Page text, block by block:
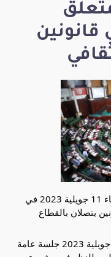
يتصلان بالقطاع
عقد مجلس نواب الشعب اليوم الثلاثاء 11جويلية 2023 جلسة عامة